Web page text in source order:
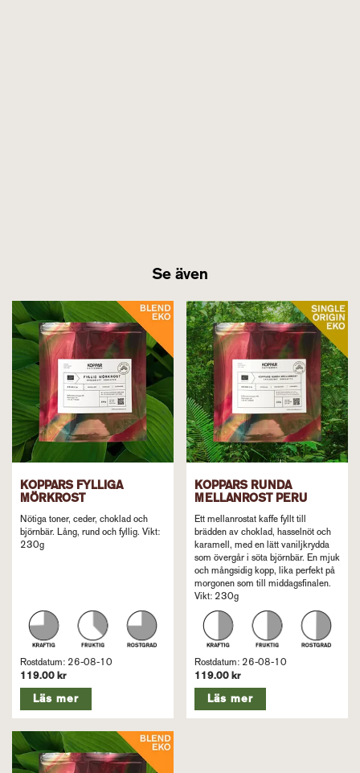
Se även
KOPPARS FYLLIGA
MÖRKROST
Nötiga toner, ceder, choklad och
björnbär. Lång, rund och fyllig. Vikt:
230g
Rostdatum: 26-08-10
119.00 kr
Läs mer
KOPPARS RUNDA
MELLANROST PERU
Ett mellanrostat kaffe fyllt till
brädden av choklad, hasselnöt och
karamell, med en lätt vaniljkrydda
som övergår i söta björnbär. En mjuk
och mångsidig kopp, lika perfekt på
morgonen som till middagsfinalen.
Vikt: 230g
Rostdatum: 26-08-10
119.00 kr
Läs mer